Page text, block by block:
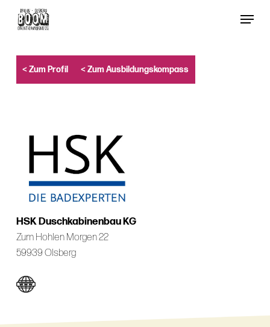
content
Menu
< Zum Profil < Zum Ausbildungskompass
HSK Duschkabinenbau KG
Zum Hohlen Morgen 22
59939 Olsberg